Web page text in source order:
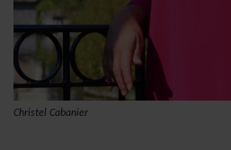
Christel Cabanier